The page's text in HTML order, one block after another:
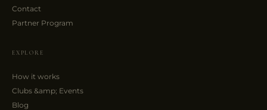
Contact
Partner Program
EXPLORE
How it works
Clubs &amp; Events
Blog